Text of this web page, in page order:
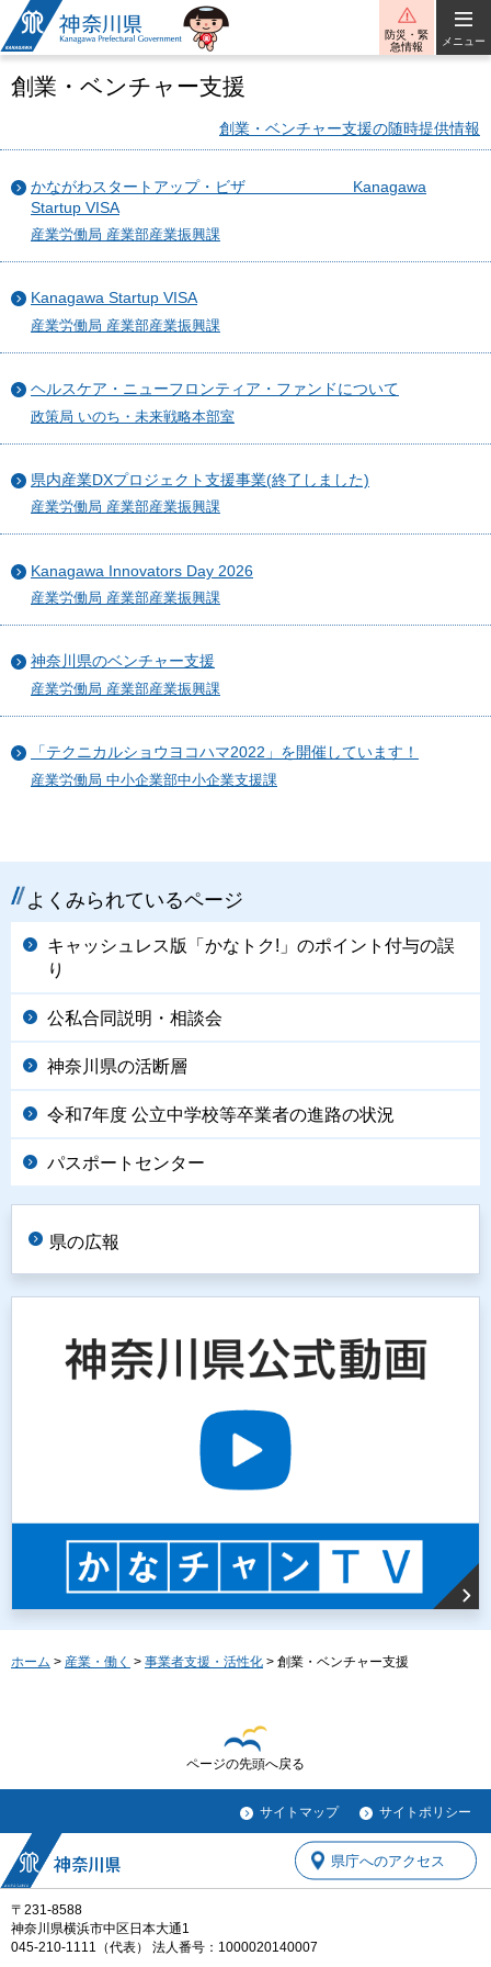
神奈川県
防災・緊
急情報
メニュー
創業・ベンチャー支援
創業・ベンチャー支援の随時提供情報
かながわスタートアップ・ビザ Kanagawa
Startup VISA
産業労働局 産業部産業振興課
Kanagawa Startup VISA
産業労働局 産業部産業振興課
ヘルスケア・ニューフロンティア・ファンドについて
政策局 いのち・未来戦略本部室
県内産業DXプロジェクト支援事業(終了しました)
産業労働局 産業部産業振興課
Kanagawa Innovators Day 2026
産業労働局 産業部産業振興課
神奈川県のベンチャー支援
産業労働局 産業部産業振興課
「テクニカルショウヨコハマ2022」を開催しています！
産業労働局 中小企業部中小企業支援課
よくみられているページ
キャッシュレス版「かなトク!」のポイント付与の誤
り
公私合同説明・相談会
神奈川県の活断層
令和7年度 公立中学校等卒業者の進路の状況
パスポートセンター
県の広報
ホーム > 産業・働く > 事業者支援・活性化 > 創業・ベンチャー支援
ページの先頭へ戻る
サイトマップ サイトポリシー
〒231-8588
神奈川県横浜市中区日本大通1
045-210-1111（代表） 法人番号：1000020140007
県庁へのアクセス